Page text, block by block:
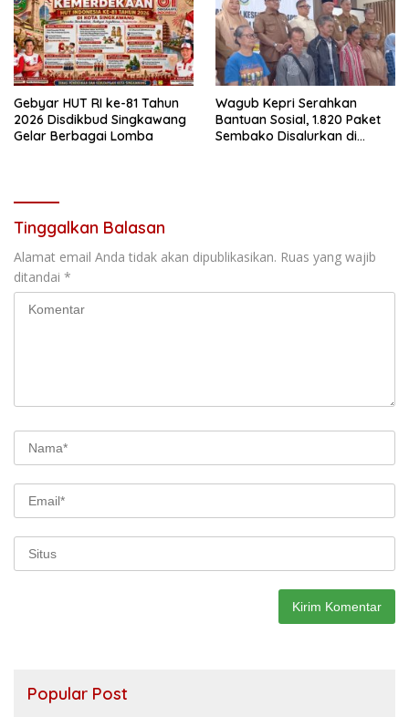
Gebyar HUT RI ke-81 Tahun
2026 Disdikbud Singkawang
Gelar Berbagai Lomba
Wagub Kepri Serahkan
Bantuan Sosial, 1.820 Paket
Sembako Disalurkan di
Tinggalkan Balasan
Alamat email Anda tidak akan dipublikasikan. Ruas yang wajib
ditandai *
Popular Post